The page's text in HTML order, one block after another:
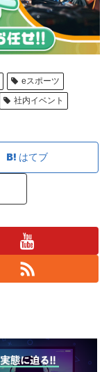
eスポーツ
社内イベント
はてブ